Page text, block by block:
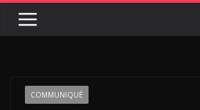
COMMUNIQUÉ